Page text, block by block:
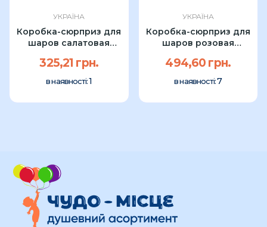
УКРАЇНА
Коробка-сюрприз для
шаров салатовая
325,21 грн.
в наявності:1
УКРАЇНА
Коробка-сюрприз для
шаров розовая
494,60 грн.
в наявності:7